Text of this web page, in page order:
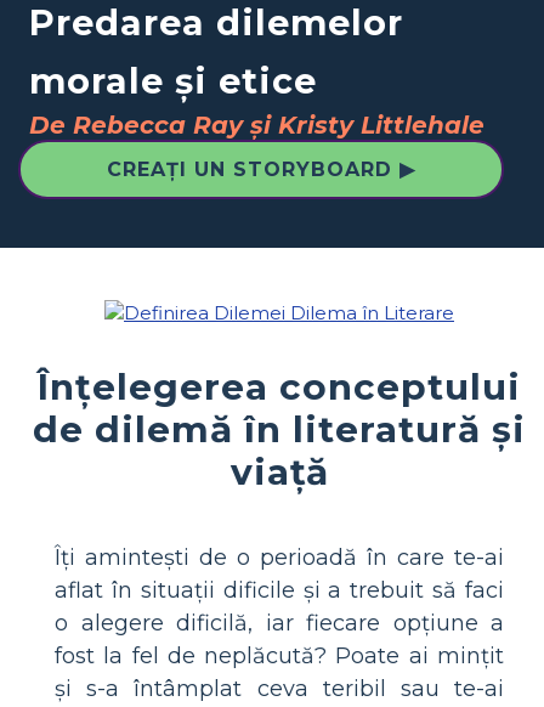
Predarea dilemelor
morale și etice
De Rebecca Ray și Kristy Littlehale
CREAȚI UN STORYBOARD ▶
Înțelegerea conceptului
de dilemă în literatură și
viață
Îți amintești de o perioadă în care te-ai
aflat în situații dificile și a trebuit să faci
o alegere dificilă, iar fiecare opțiune a
fost la fel de neplăcută? Poate ai mințit
și s-a întâmplat ceva teribil sau te-ai